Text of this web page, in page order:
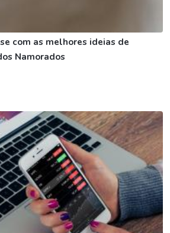
com as melhores ideias de
Namorados